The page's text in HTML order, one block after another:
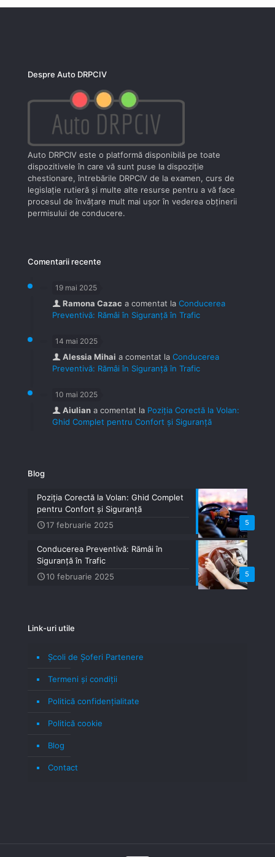
Despre Auto DRPCIV
Auto DRPCIV este o platformă disponibilă pe toate
dispozitivele în care vă sunt puse la dispoziţie
chestionare, întrebările DRPCIV de la examen, curs de
legislaţie rutieră şi multe alte resurse pentru a vă face
procesul de învăţare mult mai uşor în vederea obţinerii
permisului de conducere.
Comentarii recente
19 mai 2025
Ramona Cazac a comentat la Conducerea
Preventivă: Rămâi în Siguranță în Trafic
14 mai 2025
Alessia Mihai a comentat la Conducerea
Preventivă: Rămâi în Siguranță în Trafic
10 mai 2025
Aiulian a comentat la Poziția Corectă la Volan:
Ghid Complet pentru Confort și Siguranță
Blog
5
Poziția Corectă la Volan: Ghid Complet
pentru Confort și Siguranță
17 februarie 2025
5
Conducerea Preventivă: Rămâi în
Siguranță în Trafic
10 februarie 2025
Link-uri utile
Școli de Șoferi Partenere
Termeni şi condiţii
Politică confidenţialitate
Politică cookie
Blog
Contact